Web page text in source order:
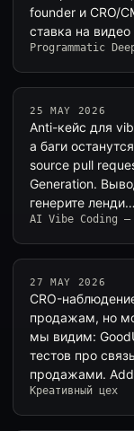
founder и CRO/
ставка на
Programmatic
25 MAY 2026
Anti-кейс для
а баги
source pull
Generation.
генерите ленди…
AI Vibe Coding —
27 MAY 2026
CRO-
продажам, но
мы видим:
тестов про
продажами.
Креативный цех